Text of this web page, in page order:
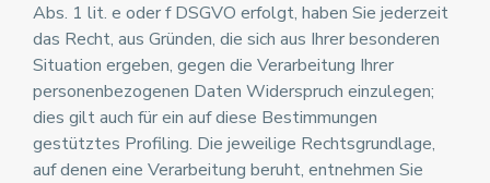
Abs. 1 lit. e oder f DSGVO erfolgt, haben Sie jederzeit
das Recht, aus Gründen, die sich aus Ihrer besonderen
Situation ergeben, gegen die Verarbeitung Ihrer
personenbezogenen Daten Widerspruch einzulegen;
dies gilt auch für ein auf diese Bestimmungen
gestütztes Profiling. Die jeweilige Rechtsgrundlage,
auf denen eine Verarbeitung beruht, entnehmen Sie